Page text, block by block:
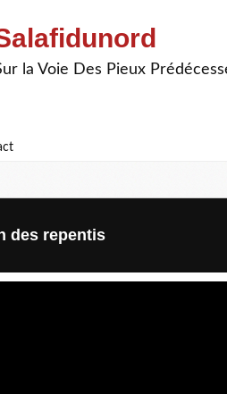
la Voie Des Pieux
des repentis